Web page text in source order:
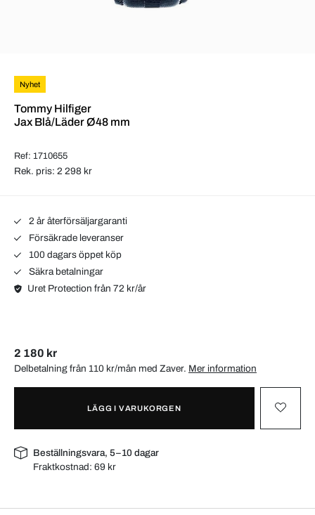
Nyhet
Tommy Hilfiger
Jax Blå/Läder Ø48 mm
Ref: 1710655
Rek. pris: 2 298 kr
2 år återförsäljargaranti
Försäkrade leveranser
100 dagars öppet köp
Säkra betalningar
Uret Protection från 72 kr/år
2 180 kr
Delbetalning från 110 kr/mån med Zaver. Mer information
LÄGG I VARUKORGEN
Beställningsvara, 5–10 dagar
Fraktkostnad:69 kr